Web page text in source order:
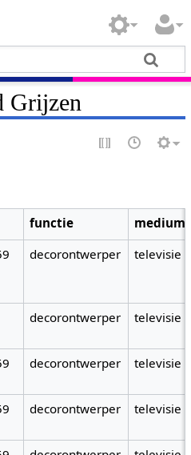
Grijzen
functie
medium
decorontwerper televisie
decorontwerper televisie
decorontwerper televisie
decorontwerper televisie